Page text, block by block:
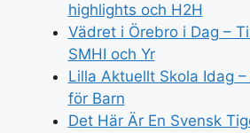
highlights och H2H
Vädret i Örebro i Dag –
SMHI och Yr
Lilla Aktuellt Skola Idag
för Barn
Det Här Är En Svensk